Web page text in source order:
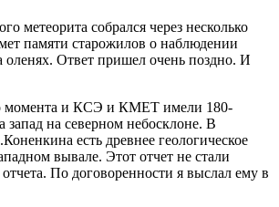
метеорита собрался через несколько
памяти старожилов о наблюдении
оленях. Ответ пришел очень поздно. И
момента и КСЭ и КМЕТ имели 180-
запад на северном небосклоне. В
есть древнее геологическое
вывале. Этот отчет не стали
По договоренности я выслал ему в